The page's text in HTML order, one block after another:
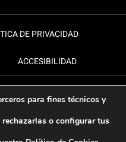
DE PRIVACIDAD
ACCESIBILIDAD
para fines técnicos y
o configurar tus